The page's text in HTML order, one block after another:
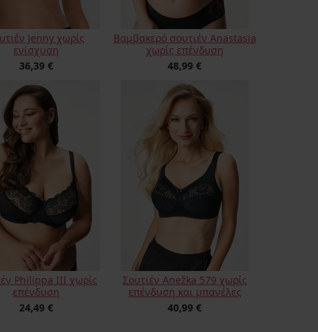
Jenny χωρίς
ενίσχυση
36,39 €
Βαμβακερό σουτιέν Anastasia
χωρίς επένδυση
48,99 €
Philippa III χωρίς
επένδυση
24,49 €
Σουτιέν Anežka 579 χωρίς
επένδυση και μπανέλες
40,99 €